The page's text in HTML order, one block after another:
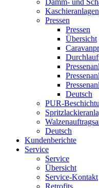
Kaschieranlagen
Pressen
Pressen
Übersicht
Deutsch
PUR-
Deutsch
Kundenberichte
Service
Service
Übersicht
Service-Kontakt
Retrofits